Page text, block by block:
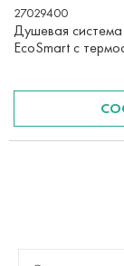
27029400
Душевая
EcoSmart с